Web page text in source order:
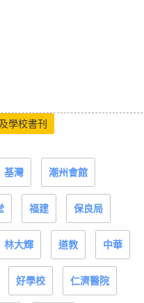
學校書刊
基灣 潮州會館
福建 保良局
林大輝 道教 中華
好學校 仁濟醫院